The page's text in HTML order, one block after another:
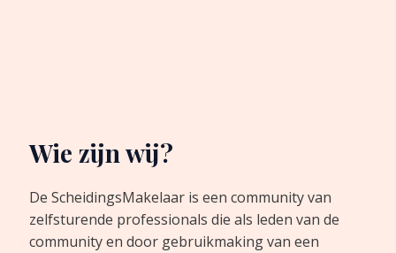
Wie zijn wij?
De ScheidingsMakelaar is een community van
zelfsturende professionals die als leden van de
community en door gebruikmaking van een